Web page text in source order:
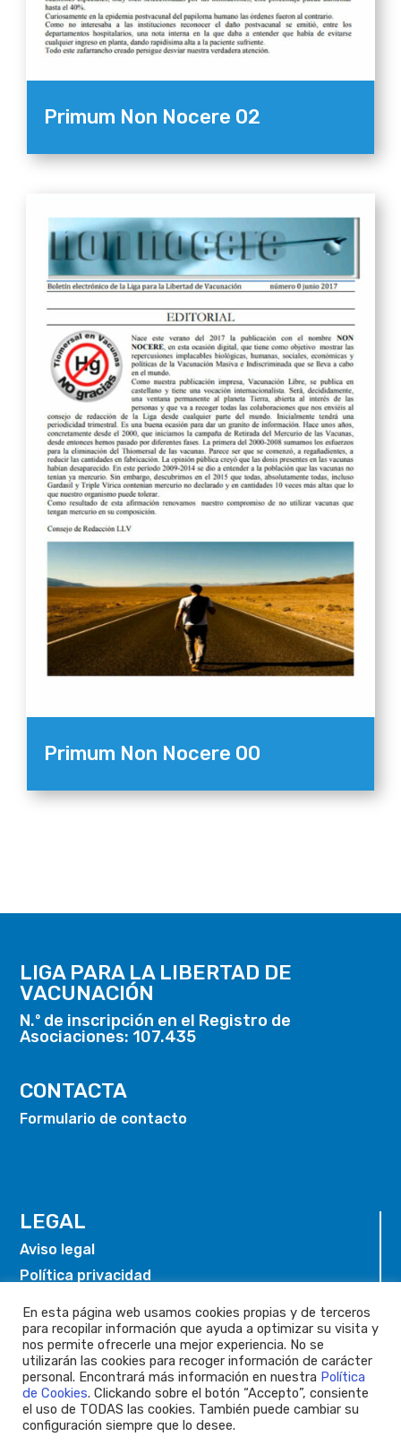
Primum Non Nocere 02
Primum Non Nocere 00
LIGA PARA LA LIBERTAD DE
VACUNACIÓN
N.º de inscripción en el Registro de
Asociaciones: 107.435
CONTACTA
Formulario de contacto
LEGAL
Aviso legal
Política privacidad
En esta página web usamos cookies propias y de terceros
para recopilar información que ayuda a optimizar su visita y
nos permite ofrecerle una mejor experiencia. No se
utilizarán las cookies para recoger información de carácter
personal. Encontrará más información en nuestra Política
de Cookies. Clickando sobre el botón “Accepto”, consiente
el uso de TODAS las cookies. También puede cambiar su
configuración siempre que lo desee.